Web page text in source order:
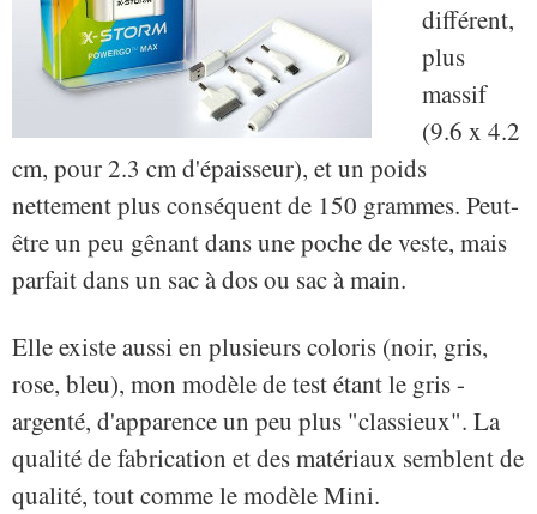
différent,
plus
massif
(9.6 x 4.2
cm, pour 2.3 cm d'épaisseur), et un poids
nettement plus conséquent de 150 grammes. Peut-
être un peu gênant dans une poche de veste, mais
parfait dans un sac à dos ou sac à main.
Elle existe aussi en plusieurs coloris (noir, gris,
rose, bleu), mon modèle de test étant le gris -
argenté, d'apparence un peu plus "classieux". La
qualité de fabrication et des matériaux semblent de
qualité, tout comme le modèle Mini.